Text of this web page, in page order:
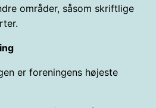
områder, såsom skriftlige
er foreningens højeste